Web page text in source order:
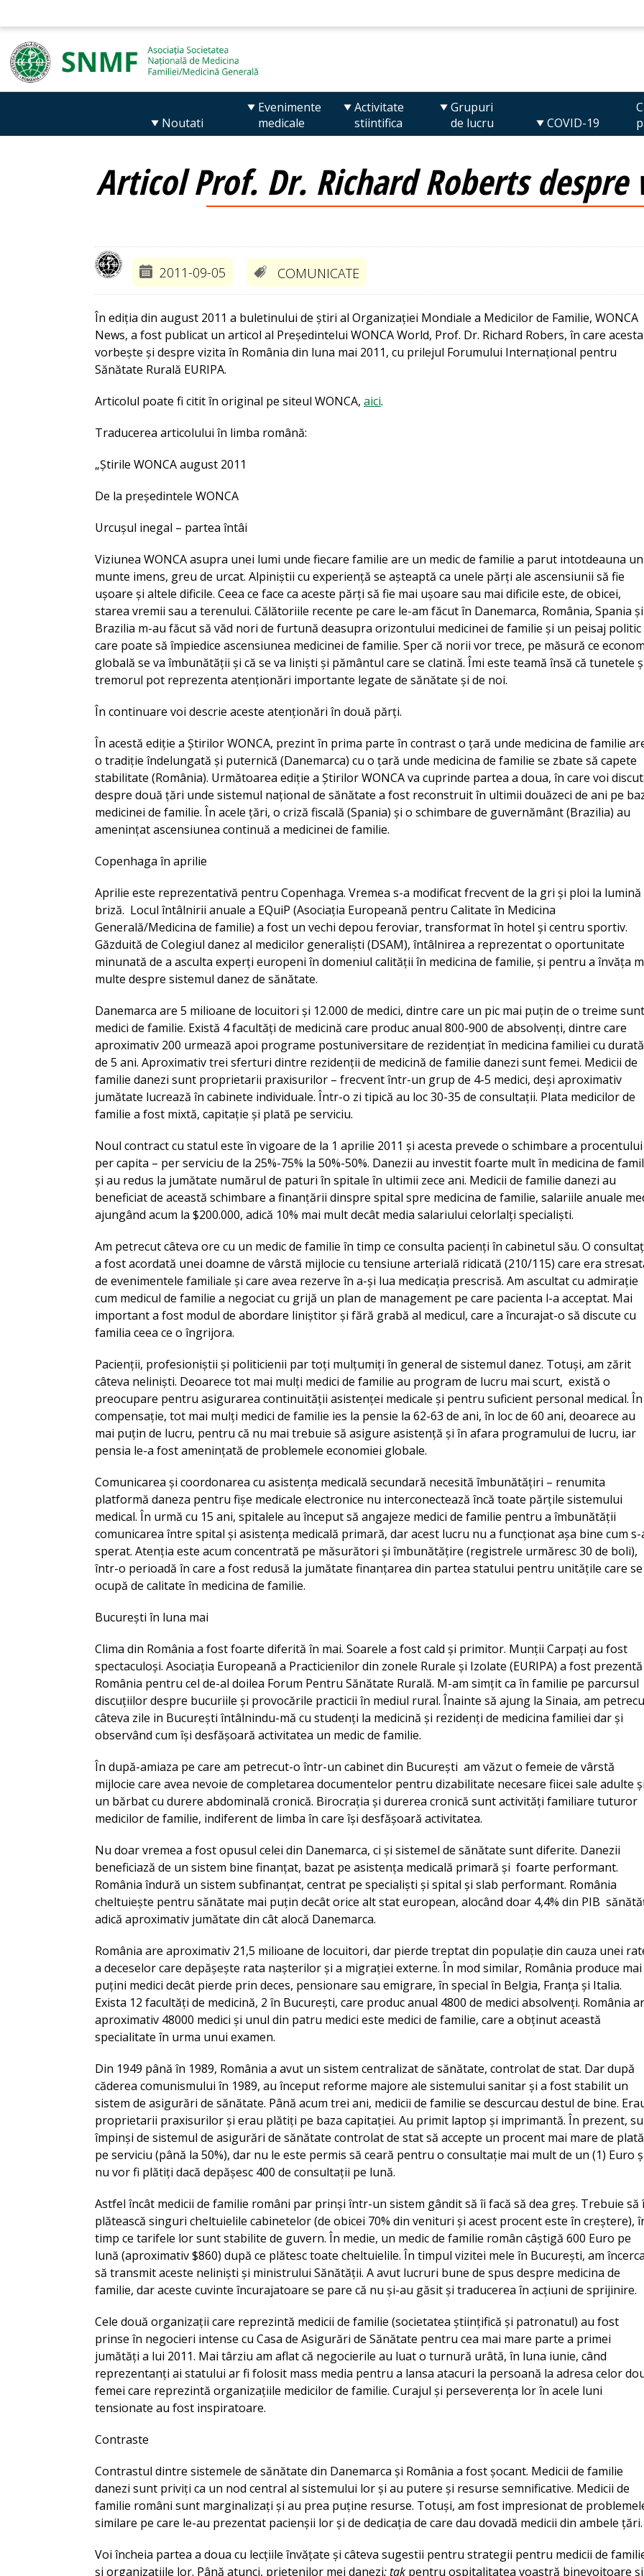
Noutati
Evenimente
medicale
Activitate
stiintifica
Grupuri
de lucru
COVID-19
Articol Prof. Dr. Richard Roberts
2011-09-05 COMUNICATE
În ediția din august 2011 a buletinului de știri al Organizației Mondiale a Medicilor de Familie, WONCA
News, a fost publicat un articol al Președintelui WONCA World, Prof. Dr. Richard Robers, în care acesta
vorbește și despre vizita în România din luna mai 2011, cu prilejul Forumului Internațional pentru
Sănătate Rurală EURIPA.
Articolul poate fi citit în original pe siteul WONCA, aici.
Traducerea articolului în limba română:
„Știrile WONCA august 2011
De la președintele WONCA
Urcușul inegal – partea întâi
Viziunea WONCA asupra unei lumi unde fiecare familie are un medic de familie a parut intotdeauna un
munte imens, greu de urcat. Alpiniștii cu experiență se așteaptă ca unele părți ale ascensiunii să fie
ușoare și altele dificile. Ceea ce face ca aceste părți să fie mai ușoare sau mai dificile este, de obicei,
starea vremii sau a terenului. Călătoriile recente pe care le-am făcut în Danemarca, România, Spania și
Brazilia m-au făcut să văd nori de furtună deasupra orizontului medicinei de familie și un peisaj politic
care poate să împiedice ascensiunea medicinei de familie. Sper că norii vor trece, pe măsură ce
globală se va îmbunătății și că se va liniști și pământul care se clatină. Îmi este teamă însă că tunetele
tremorul pot reprezenta atenționări importante legate de sănătate și de noi.
În continuare voi descrie aceste atenționări în două părți.
În acestă ediție a Știrilor WONCA, prezint în prima parte în contrast o țară unde medicina de familie
o tradiție îndelungată și puternică (Danemarca) cu o țară unde medicina de familie se zbate să capete
stabilitate (România). Următoarea ediție a Știrilor WONCA va cuprinde partea a doua, în care voi
despre două țări unde sistemul național de sănătate a fost reconstruit în ultimii douăzeci de ani pe
medicinei de familie. În acele țări, o criză fiscală (Spania) și o schimbare de guvernământ (Brazilia) au
amenințat ascensiunea continuă a medicinei de familie.
Copenhaga în aprilie
Aprilie este reprezentativă pentru Copenhaga. Vremea s-a modificat frecvent de la gri și ploi la lumină
briză. Locul întâlnirii anuale a EQuiP (Asociația Europeană pentru Calitate în Medicina
Generală/Medicina de familie) a fost un vechi depou feroviar, transformat în hotel și centru sportiv.
Găzduită de Colegiul danez al medicilor generaliști (DSAM), întâlnirea a reprezentat o oportunitate
minunată de a asculta experți europeni în domeniul calității în medicina de familie, și pentru a învăța
multe despre sistemul danez de sănătate.
Danemarca are 5 milioane de locuitori și 12.000 de medici, dintre care un pic mai puțin de o treime sunt
medici de familie. Există 4 facultăți de medicină care produc anual 800-900 de absolvenți, dintre care
aproximativ 200 urmează apoi programe postuniversitare de rezidențiat în medicina familiei cu durată
de 5 ani. Aproximativ trei sferturi dintre rezidenții de medicină de familie danezi sunt femei. Medicii de
familie danezi sunt proprietarii praxisurilor – frecvent într-un grup de 4-5 medici, deși aproximativ
jumătate lucrează în cabinete individuale. Într-o zi tipică au loc 30-35 de consultații. Plata medicilor de
familie a fost mixtă, capitație și plată pe serviciu.
Noul contract cu statul este în vigoare de la 1 aprilie 2011 și acesta prevede o schimbare a procentului
per capita – per serviciu de la 25%-75% la 50%-50%. Danezii au investit foarte mult în medicina de
și au redus la jumătate numărul de paturi în spitale în ultimii zece ani. Medicii de familie danezi au
beneficiat de această schimbare a finanțării dinspre spital spre medicina de familie, salariile anuale
ajungând acum la $200.000, adică 10% mai mult decât media salariului celorlalți specialiști.
Am petrecut câteva ore cu un medic de familie în timp ce consulta pacienți în cabinetul său. O
a fost acordată unei doamne de vârstă mijlocie cu tensiune arterială ridicată (210/115) care era
de evenimentele familiale și care avea rezerve în a-și lua medicația prescrisă. Am ascultat cu admirație
cum medicul de familie a negociat cu grijă un plan de management pe care pacienta l-a acceptat. Mai
important a fost modul de abordare liniștitor și fără grabă al medicul, care a încurajat-o să discute cu
familia ceea ce o îngrijora.
Pacienții, profesioniștii și politicienii par toți mulțumiți în general de sistemul danez. Totuși, am zărit
câteva neliniști. Deoarece tot mai mulți medici de familie au program de lucru mai scurt, există o
preocupare pentru asigurarea continuității asistenței medicale și pentru suficient personal medical. În
compensație, tot mai mulți medici de familie ies la pensie la 62-63 de ani, în loc de 60 ani, deoarece au
mai puțin de lucru, pentru că nu mai trebuie să asigure asistență și în afara programului de lucru, iar
pensia le-a fost amenințată de problemele economiei globale.
Comunicarea și coordonarea cu asistența medicală secundară necesită îmbunătățiri – renumita
platformă daneza pentru fișe medicale electronice nu interconectează încă toate părțile sistemului
medical. În urmă cu 15 ani, spitalele au început să angajeze medici de familie pentru a îmbunătății
comunicarea între spital și asistența medicală primară, dar acest lucru nu a funcționat așa bine cum s-
sperat. Atenția este acum concentrată pe măsurători și îmbunătățire (registrele urmăresc 30 de boli),
într-o perioadă în care a fost redusă la jumătate finanțarea din partea statului pentru unitățile care se
ocupă de calitate în medicina de familie.
București în luna mai
Clima din România a fost foarte diferită în mai. Soarele a fost cald și primitor. Munții Carpați au fost
spectaculoși. Asociația Europeană a Practicienilor din zonele Rurale și Izolate (EURIPA) a fost
România pentru cel de-al doilea Forum Pentru Sănătate Rurală. M-am simțit ca în familie pe parcursul
discuțiilor despre bucuriile și provocările practicii în mediul rural. Înainte să ajung la Sinaia, am
câteva zile in București întâlnindu-mă cu studenți la medicină și rezidenți de medicina familiei dar și
observând cum își desfășoară activitatea un medic de familie.
În după-amiaza pe care am petrecut-o într-un cabinet din București am văzut o femeie de vârstă
mijlocie care avea nevoie de completarea documentelor pentru dizabilitate necesare fiicei sale adulte și
un bărbat cu durere abdominală cronică. Birocrația și durerea cronică sunt activități familiare tuturor
medicilor de familie, indiferent de limba în care își desfășoară activitatea.
Nu doar vremea a fost opusul celei din Danemarca, ci și sistemel de sănătate sunt diferite. Danezii
beneficiază de un sistem bine finanțat, bazat pe asistența medicală primară și foarte performant.
România îndură un sistem subfinanțat, centrat pe specialiști și spital și slab performant. România
cheltuiește pentru sănătate mai puțin decât orice alt stat european, alocând doar 4,4% din PIB
adică aproximativ jumătate din cât alocă Danemarca.
România are aproximativ 21,5 milioane de locuitori, dar pierde treptat din populație din cauza unei
a deceselor care depășește rata nașterilor și a migrației externe. În mod similar, România produce mai
puțini medici decât pierde prin deces, pensionare sau emigrare, în special în Belgia, Franța și Italia.
Exista 12 facultăți de medicină, 2 în București, care produc anual 4800 de medici absolvenți. România
aproximativ 48000 medici și unul din patru medici este medici de familie, care a obținut această
specialitate în urma unui examen.
Din 1949 până în 1989, România a avut un sistem centralizat de sănătate, controlat de stat. Dar după
căderea comunismului în 1989, au început reforme majore ale sistemului sanitar și a fost stabilit un
sistem de asigurări de sănătate. Până acum trei ani, medicii de familie se descurcau destul de bine.
proprietarii praxisurilor și erau plătiți pe baza capitației. Au primit laptop și imprimantă. În prezent,
împinși de sistemul de asigurări de sănătate controlat de stat să accepte un procent mai mare de plată
pe serviciu (până la 50%), dar nu le este permis să ceară pentru o consultație mai mult de un (1) Euro
nu vor fi plătiți dacă depășesc 400 de consultații pe lună.
Astfel încât medicii de familie români par prinși într-un sistem gândit să îi facă să dea greș. Trebuie să
plătească singuri cheltuielile cabinetelor (de obicei 70% din venituri și acest procent este în creștere),
timp ce tarifele lor sunt stabilite de guvern. În medie, un medic de familie român câștigă 600 Euro pe
lună (aproximativ $860) după ce plătesc toate cheltuielile. În timpul vizitei mele în București, am
să transmit aceste neliniști și ministrului Sănătății. A avut lucruri bune de spus despre medicina de
familie, dar aceste cuvinte încurajatoare se pare că nu și-au găsit și traducerea în acțiuni de sprijinire.
Cele două organizații care reprezintă medicii de familie (societatea științifică și patronatul) au fost
prinse în negocieri intense cu Casa de Asigurări de Sănătate pentru cea mai mare parte a primei
jumătăți a lui 2011. Mai târziu am aflat că negocierile au luat o turnură urâtă, în luna iunie, când
reprezentanți ai statului ar fi folosit mass media pentru a lansa atacuri la persoană la adresa celor
femei care reprezintă organizațiile medicilor de familie. Curajul și perseverența lor în acele luni
tensionate au fost inspiratoare.
Contraste
Contrastul dintre sistemele de sănătate din Danemarca și România a fost șocant. Medicii de familie
danezi sunt priviți ca un nod central al sistemului lor și au putere și resurse semnificative. Medicii de
familie români sunt marginalizați și au prea puține resurse. Totuși, am fost impresionat de
similare pe care le-au prezentat pacienșii lor și de dedicația de care dau dovadă medicii din ambele țări.
Voi încheia partea a doua cu lecțiile învățate și câteva sugestii pentru strategii pentru medicii de
și organizațiile lor. Până atunci, prietenilor mei danezi: tak pentru ospitalitatea voastră binevoitoare și